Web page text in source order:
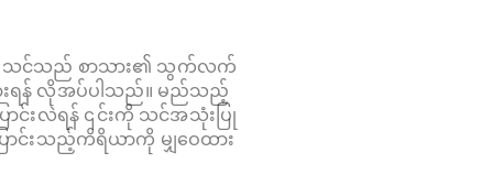
၊ သင်သည် စာသား၏ သွက်လက်
ားရန် လိုအပ်ပါသည်။ မည်သည့်
ာင်းလဲရန် ၎င်းကို သင်အသုံးပြု
င်းသည့်ကိရိယာကို မျှဝေထား